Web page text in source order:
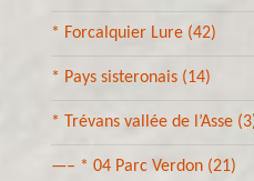
* Forcalquier Lure (42)
* Pays sisteronais (14)
* Trévans vallée de l’Asse
—– * 04 Parc Verdon (21)